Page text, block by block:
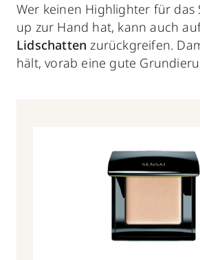
Wer keinen Highlighter für das
up zur Hand hat, kann auch
Lidschatten zurückgreifen.
hält, vorab eine gute